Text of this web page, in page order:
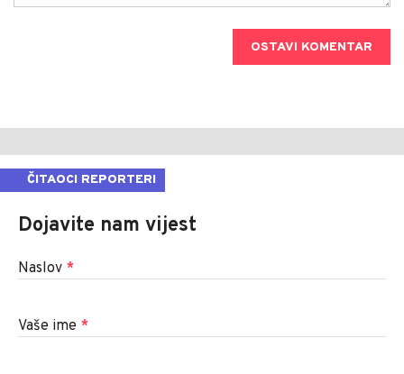
OSTAVI KOMENTAR
ČITAOCI REPORTERI
Dojavite nam vijest
Naslov *
Vaše ime *